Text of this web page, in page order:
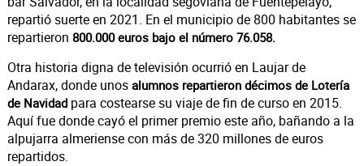
repartió suerte en 2021. En el municipio de 800 habitantes se
repartieron 800.000 euros bajo el número 76.058.
Otra historia digna de televisión ocurrió en Laujar de
Andarax, donde unos alumnos repartieron décimos de Lotería
de Navidadpara costearse su viaje de fin de curso en 2015.
Aquí fue donde cayó el primer premio este año, bañando a la
alpujarra almeriense con más de 320 millones de euros
repartidos.